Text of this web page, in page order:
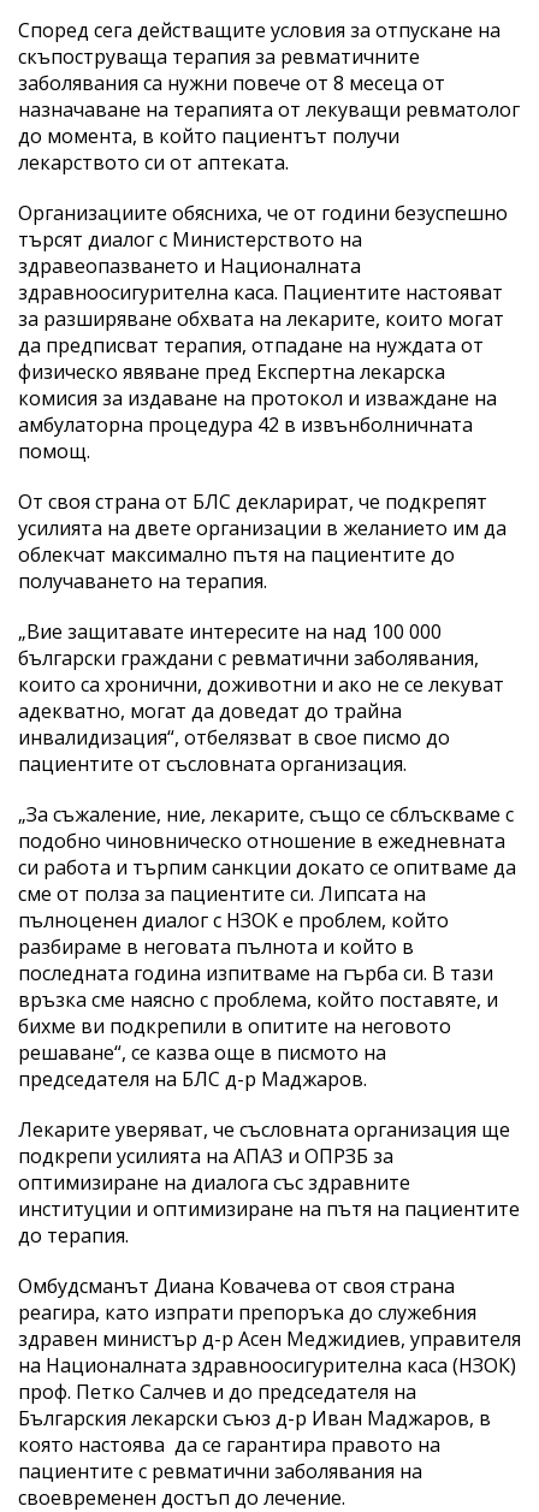
Според сега действащите условия за отпускане на
скъпоструваща терапия за ревматичните
заболявания са нужни повече от 8 месеца от
назначаване на терапията от лекуващи ревматолог
до момента, в който пациентът получи
лекарството си от аптеката.
Организациите обясниха, че от години безуспешно
търсят диалог с Министерството на
здравеопазването и Националната
здравноосигурителна каса. Пациентите настояват
за разширяване обхвата на лекарите, които могат
да предписват терапия, отпадане на нуждата от
физическо явяване пред Експертна лекарска
комисия за издаване на протокол и изваждане на
амбулаторна процедура 42 в извънболничната
помощ.
От своя страна от БЛС декларират, че подкрепят
усилията на двете организации в желанието им да
облекчат максимално пътя на пациентите до
получаването на терапия.
„Вие защитавате интересите на над 100 000
български граждани с ревматични заболявания,
които са хронични, доживотни и ако не се лекуват
адекватно, могат да доведат до трайна
инвалидизация“, отбелязват в свое писмо до
пациентите от съсловната организация.
„За съжаление, ние, лекарите, също се сблъскваме с
подобно чиновническо отношение в ежедневната
си работа и търпим санкции докато се опитваме да
сме от полза за пациентите си. Липсата на
пълноценен диалог с НЗОК е проблем, който
разбираме в неговата пълнота и който в
последната година изпитваме на гърба си. В тази
връзка сме наясно с проблема, който поставяте, и
бихме ви подкрепили в опитите на неговото
решаване“, се казва още в писмото на
председателя на БЛС д-р Маджаров.
Лекарите уверяват, че съсловната организация ще
подкрепи усилията на АПАЗ и ОПРЗБ за
оптимизиране на диалога със здравните
институции и оптимизиране на пътя на пациентите
до терапия.
Омбудсманът Диана Ковачева от своя страна
реагира, като изпрати препоръка до служебния
здравен министър д-р Асен Меджидиев, управителя
на Националната здравноосигурителна каса (НЗОК)
проф. Петко Салчев и до председателя на
Българския лекарски съюз д-р Иван Маджаров, в
която настоява да се гарантира правото на
пациентите с ревматични заболявания на
своевременен достъп до лечение.